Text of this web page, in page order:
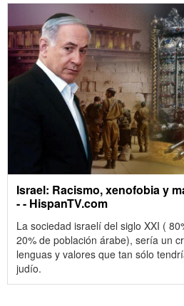
Israel: Racismo, xenofobia y
- - HispanTV.com
La sociedad israelí del siglo XXI (
20% de población árabe), sería un
lenguas y valores que tan sólo
judío.